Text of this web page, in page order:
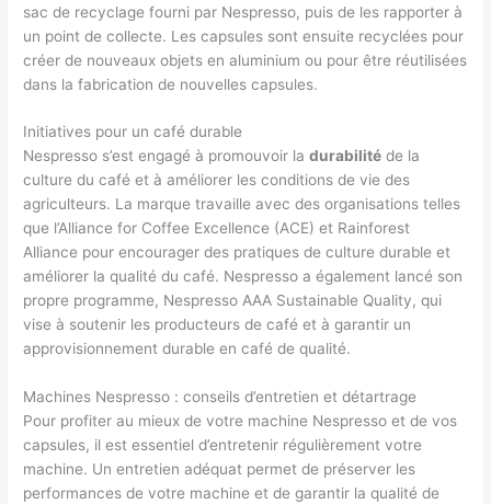
sac de recyclage fourni par Nespresso, puis de les rapporter à
un point de collecte. Les capsules sont ensuite recyclées pour
créer de nouveaux objets en aluminium ou pour être réutilisées
dans la fabrication de nouvelles capsules.
Initiatives pour un café durable
Nespresso s’est engagé à promouvoir ladurabilité de la
culture du café et à améliorer les conditions de vie des
agriculteurs. La marque travaille avec des organisations telles
que l’Alliance for Coffee Excellence (ACE) et Rainforest
Alliance pour encourager des pratiques de culture durable et
améliorer la qualité du café. Nespresso a également lancé son
propre programme, Nespresso AAA Sustainable Quality, qui
vise à soutenir les producteurs de café et à garantir un
approvisionnement durable en café de qualité.
Machines Nespresso : conseils d’entretien et détartrage
Pour profiter au mieux de votre machine Nespresso et de vos
capsules, il est essentiel d’entretenir régulièrement votre
machine. Un entretien adéquat permet de préserver les
performances de votre machine et de garantir la qualité de